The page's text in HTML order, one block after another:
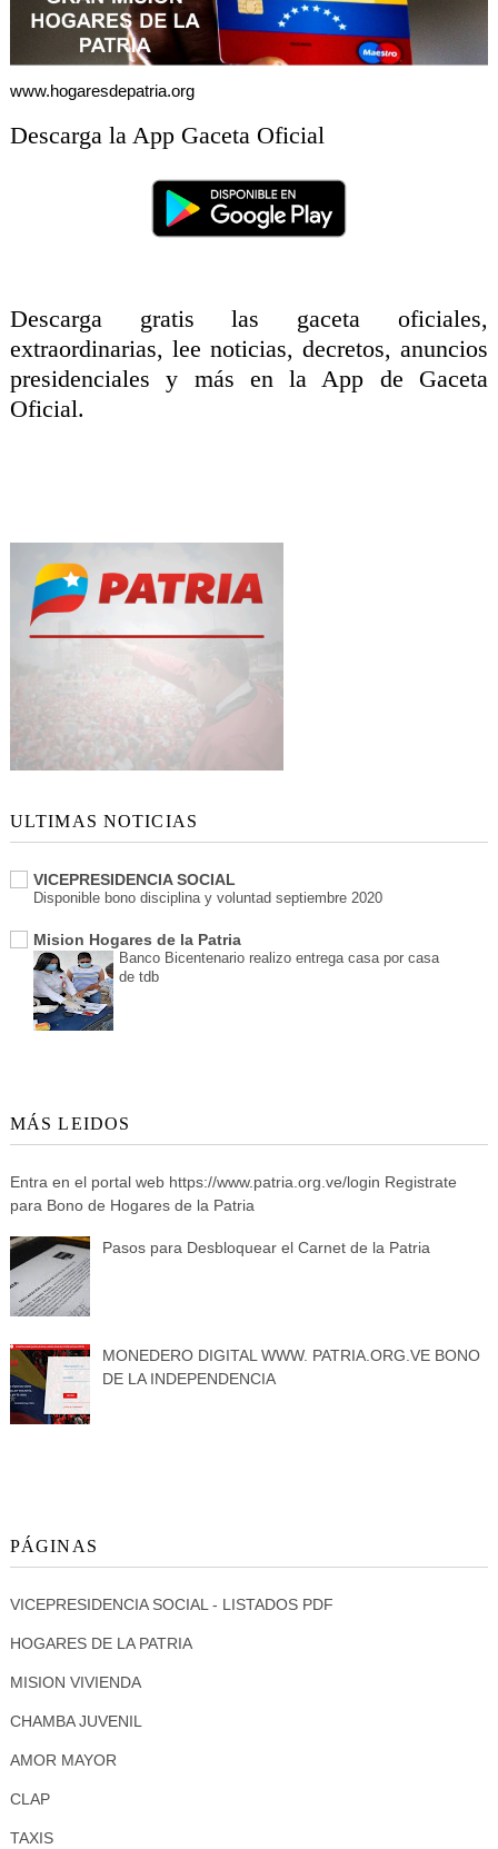
w
i
www.hogaresdepatria.org
Descarga la App Gaceta Oficial
Descarga gratis las gaceta oficiales,
extraordinarias, lee noticias, decretos, anuncios
presidenciales y más en la App de Gaceta
Oficial.
ULTIMAS NOTICIAS
VICEPRESIDENCIA SOCIAL
Disponible bono disciplina y voluntad septiembre 2020
Mision Hogares de la Patria
Banco Bicentenario realizo entrega casa por casa
de tdb
MÁS LEIDOS
Entra en el portal web https://www.patria.org.ve/login Registrate
para Bono de Hogares de la Patria
Pasos para Desbloquear el Carnet de la Patria
MONEDERO DIGITAL WWW. PATRIA.ORG.VE BONO
DE LA INDEPENDENCIA
PÁGINAS
VICEPRESIDENCIA SOCIAL - LISTADOS PDF
HOGARES DE LA PATRIA
MISION VIVIENDA
CHAMBA JUVENIL
AMOR MAYOR
CLAP
TAXIS